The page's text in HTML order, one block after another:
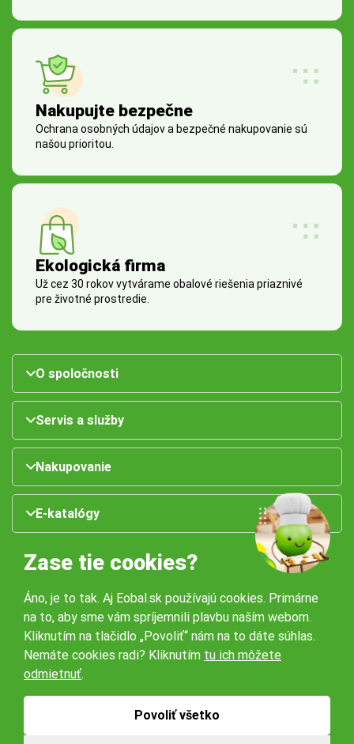
Nakupujte bezpečne
Ochrana osobných údajov a bezpečné nakupovanie sú
našou prioritou.
Ekologická firma
Už cez 30 rokov vytvárame obalové riešenia priaznivé
pre životné prostredie.
O spoločnosti
Servis a služby
Nakupovanie
E-katalógy
Naše pobočky:
Obchodné podmienky
Zase tie cookies?
Áno, je to tak. Aj Eobal.sk používajú cookies. Primárne
na to, aby sme vám spríjemnili plavbu naším webom.
Kliknutím na tlačidlo „Povoliť“ nám na to dáte súhlas.
Nemáte cookies radi? Kliknutím tu ich môžete
odmietnuť.
Povoliť všetko